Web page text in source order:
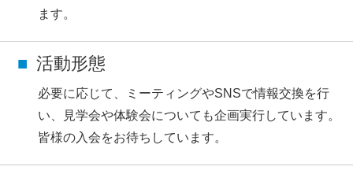
ます。
活動形態
必要に応じて、ミーティングやSNSで情報交換を行
い、見学会や体験会についても企画実行しています。
皆様の入会をお待ちしています。